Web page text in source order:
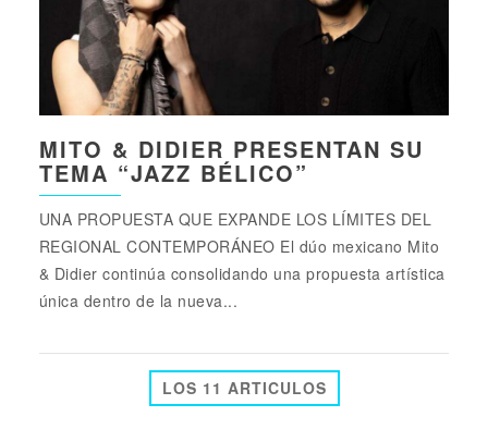
MITO & DIDIER PRESENTAN SU
TEMA “JAZZ BÉLICO”
UNA PROPUESTA QUE EXPANDE LOS LÍMITES DEL
REGIONAL CONTEMPORÁNEO El dúo mexicano Mito
& Didier continúa consolidando una propuesta artística
única dentro de la nueva...
LOS 11 ARTICULOS